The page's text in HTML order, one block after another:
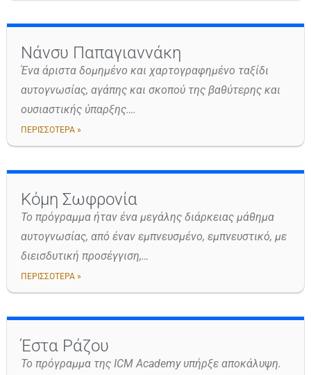
Νάνσυ Παπαγιαννάκη
Ένα άριστα δομημένο και χαρτογραφημένο ταξίδι
αυτογνωσίας, αγάπης και σκοπού της βαθύτερης και
ουσιαστικής ύπαρξης….
ΠΕΡΙΣΣΟΤΕΡΑ »
Κόμη Σωφρονία
Το πρόγραμμα ήταν ένα μεγάλης διάρκειας μάθημα
αυτογνωσίας, από έναν εμπνευσμένο, εμπνευστικό, με
διεισδυτική προσέγγιση,…
ΠΕΡΙΣΣΟΤΕΡΑ »
Έστα Ράζου
Το πρόγραμμα της ICM Academy υπήρξε αποκάλυψη.